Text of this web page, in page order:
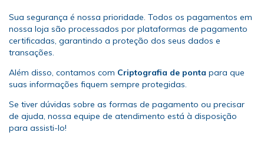
Sua segurança é nossa prioridade. Todos os pagamentos em
nossa loja são processados por plataformas de pagamento
certificadas, garantindo a proteção dos seus dados e
transações.
Além disso, contamos com Criptografia de ponta para que
suas informações fiquem sempre protegidas.
Se tiver dúvidas sobre as formas de pagamento ou precisar
de ajuda, nossa equipe de atendimento está à disposição
para assisti-lo!